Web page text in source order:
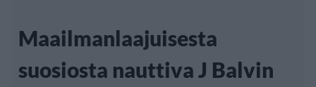
Maailmanlaajuisesta
suosiosta nauttiva J Balvin